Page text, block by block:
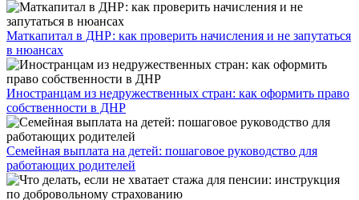
​Маткапитал в ДНР: как проверить начисления и не запутаться
в нюансах
Иностранцам из недружественных стран: как оформить право
собственности в ДНР
Семейная выплата на детей: пошаговое руководство для
работающих родителей